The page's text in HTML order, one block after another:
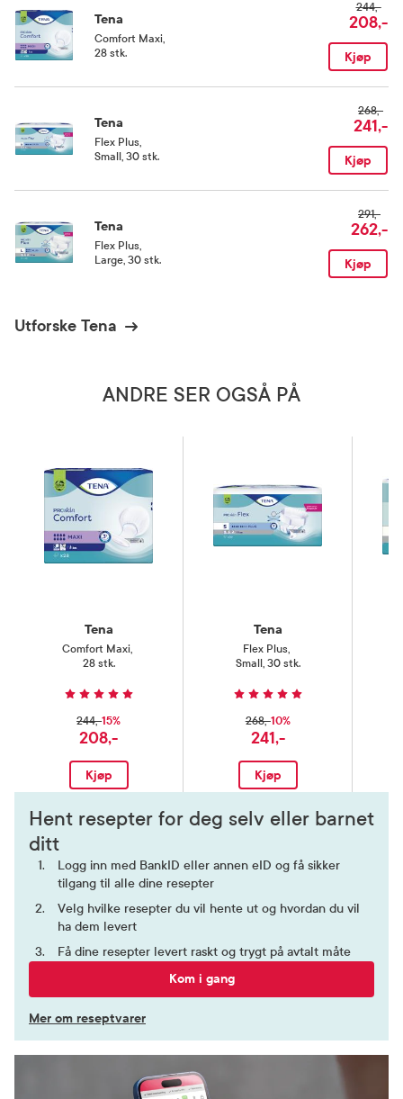
Tena
Comfort Maxi
28 stk.
244,-
208,-
Kjøp
Tena
Flex Plus
Small, 30 stk.
268,-
241,-
Kjøp
Tena
Flex Plus
Large, 30 stk.
291,-
262,-
Kjøp
Utforske Tena
ANDRE SER OGSÅ PÅ
Tena
Comfort Maxi,
28 stk.
244,-15%
208,-
Kjøp
Tena
Flex Plus,
Small, 30 stk.
268,-10%
241,-
Kjøp
Hent resepter for deg selv eller barnet
ditt
Logg inn med BankID eller annen eID og få sikker
tilgang til alle dine resepter
Velg hvilke resepter du vil hente ut og hvordan du vil
ha dem levert
Få dine resepter levert raskt og trygt på avtalt måte
Kom i gang
Mer om reseptvarer